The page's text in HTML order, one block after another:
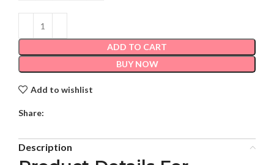
ADD TO CART
BUY NOW
Add to wishlist
Share:
Description